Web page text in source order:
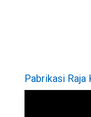
Pabrikasi Raja